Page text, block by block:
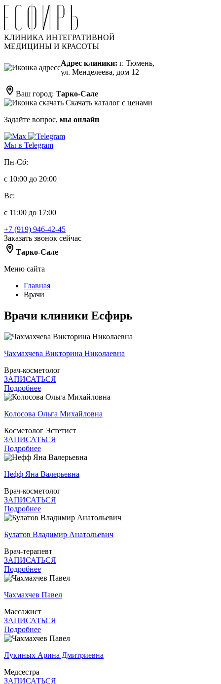
КЛИНИКА ИНТЕГРАТИВНОЙ
МЕДИЦИНЫ И КРАСОТЫ
Адрес клиники: г. Тюмень,
ул. Менделеева, дом 12
Ваш город: Тарко-Сале
Скачать каталог с ценами
Задайте вопрос, мы онлайн
Мы в Telegram
Пн-Сб:
с 10:00 до 20:00
Вс:
с 11:00 до 17:00
+7 (919) 946-42-45
Заказать звонок сейчас
Тарко-Сале
Меню сайта
Главная
Врачи
Врачи клиники Есфирь
Чахмахчева Викторина Николаевна
Врач-косметолог
ЗАПИСАТЬСЯ
Подробнее
Колосова Ольга Михайловна
Косметолог Эстетист
ЗАПИСАТЬСЯ
Подробнее
Нефф Яна Валерьевна
Врач-косметолог
ЗАПИСАТЬСЯ
Подробнее
Булатов Владимир Анатольевич
Врач-терапевт
ЗАПИСАТЬСЯ
Подробнее
Чахмахчев Павел
Массажист
ЗАПИСАТЬСЯ
Подробнее
Лукиных Арина Дмитриевна
Медсестра
ЗАПИСАТЬСЯ